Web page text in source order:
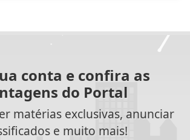
conta e confira as
do Portal
matérias exclusivas, anunciar
e muito mais!